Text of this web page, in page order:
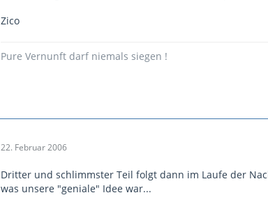
Zico
Pure Vernunft darf niemals siegen !
22. Februar 2006
Dritter und schlimmster Teil folgt dann im Laufe der
was unsere "geniale" Idee war...